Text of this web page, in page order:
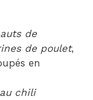
de
de poulet,
en
chili